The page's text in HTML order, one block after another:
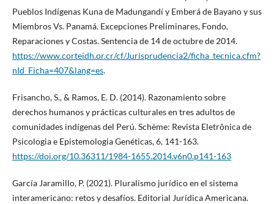
Pueblos Indígenas Kuna de Madungandí y Emberá de Bayano y sus
Miembros Vs. Panamá. Excepciones Preliminares, Fondo,
Reparaciones y Costas. Sentencia de 14 de octubre de 2014.
https://www.corteidh.or.cr/cf/Jurisprudencia2/ficha_tecnica.cfm?
nId_Ficha=407&lang=es.
Frisancho, S., & Ramos, E. D. (2014). Razonamiento sobre
derechos humanos y prácticas culturales en tres adultos de
comunidades indígenas del Perú. Schème: Revista Eletrônica de
Psicologia e Epistemologia Genéticas, 6, 141-163.
https://doi.org/10.36311/1984-1655.2014.v6n0.p141-163
García Jaramillo, P. (2021). Pluralismo jurídico en el sistema
interamericano: retos y desafíos. Editorial Jurídica Americana.